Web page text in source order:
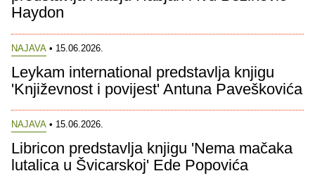
Haydon
NAJAVA • 15.06.2026.
Leykam international predstavlja knjigu
'Književnost i povijest' Antuna Paveškovića
NAJAVA • 15.06.2026.
Libricon predstavlja knjigu 'Nema mačaka
lutalica u Švicarskoj' Ede Popovića